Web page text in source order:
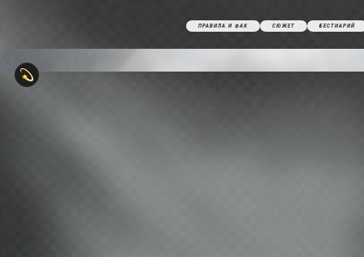
ПРАВИЛА И ФАК СЮЖЕТ БЕСТИАРИЙ